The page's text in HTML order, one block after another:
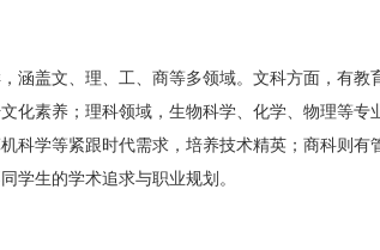
涵盖文、理、工、商等多领域。文科方面，有教
化素养；理科领域，生物科学、化学、物理等专
科学等紧跟时代需求，培养技术精英；商科则有
学生的学术追求与职业规划。